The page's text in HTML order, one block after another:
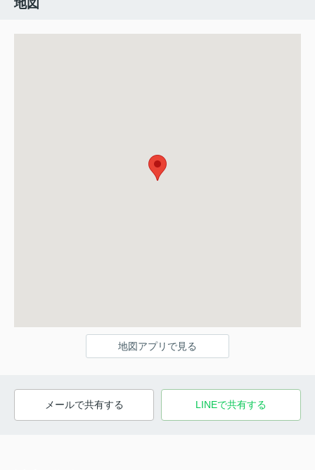
地図
地図アプリで見る
メールで共有する LINEで共有する